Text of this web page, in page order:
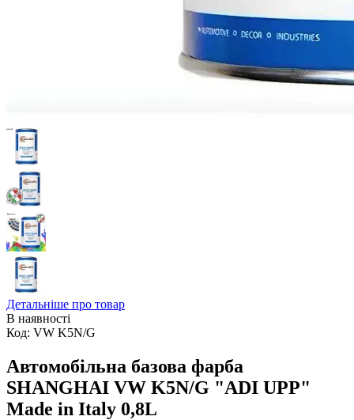
Детальніше про товар
В наявності
Код: VW K5N/G
Автомобільна базова фарба
SHANGHAI VW K5N/G "ADI UPP"
Made in Italy 0,8L